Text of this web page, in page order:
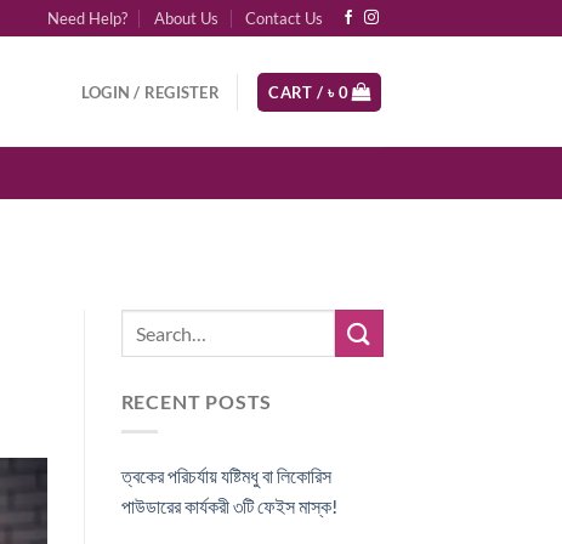
Need Help? About Us Contact Us
LOGIN / REGISTER CART / ৳0
RECENT POSTS
ত্বকের পরিচর্যায় যষ্টিমধু বা লিকোরিস
পাউডারের কার্যকরী ৩টি ফেইস মাস্ক!